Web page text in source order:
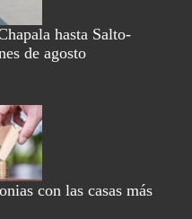
hasta Salto-
de agosto
con las casas más